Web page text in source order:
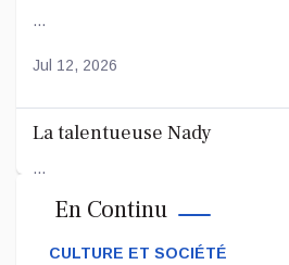
...
Jul 12, 2026
La talentueuse Nady
...
Jul 11, 2026
En Continu
CULTURE ET SOCIÉTÉ